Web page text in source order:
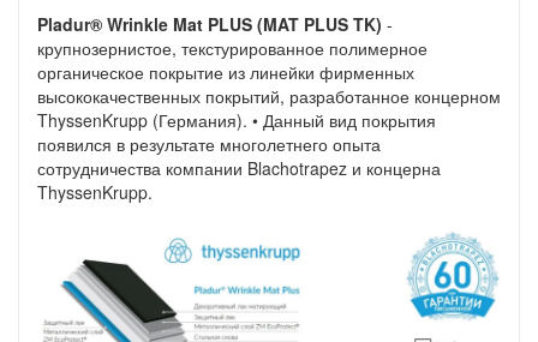
Pladur® Wrinkle Mat PLUS (MAT PLUS TK) -
крупнозернистое, текстурированное полимерное
органическое покрытие из линейки фирменных
высококачественных покрытий, разработанное концерном
ThyssenKrupp (Германия). • Данный вид покрытия
появился в результате многолетнего опыта
сотрудничества компании Blachotrapez и концерна
ThyssenKrupp.